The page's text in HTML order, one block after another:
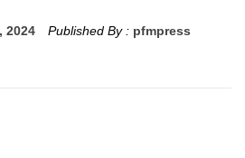
2024 Published By : pfmpress